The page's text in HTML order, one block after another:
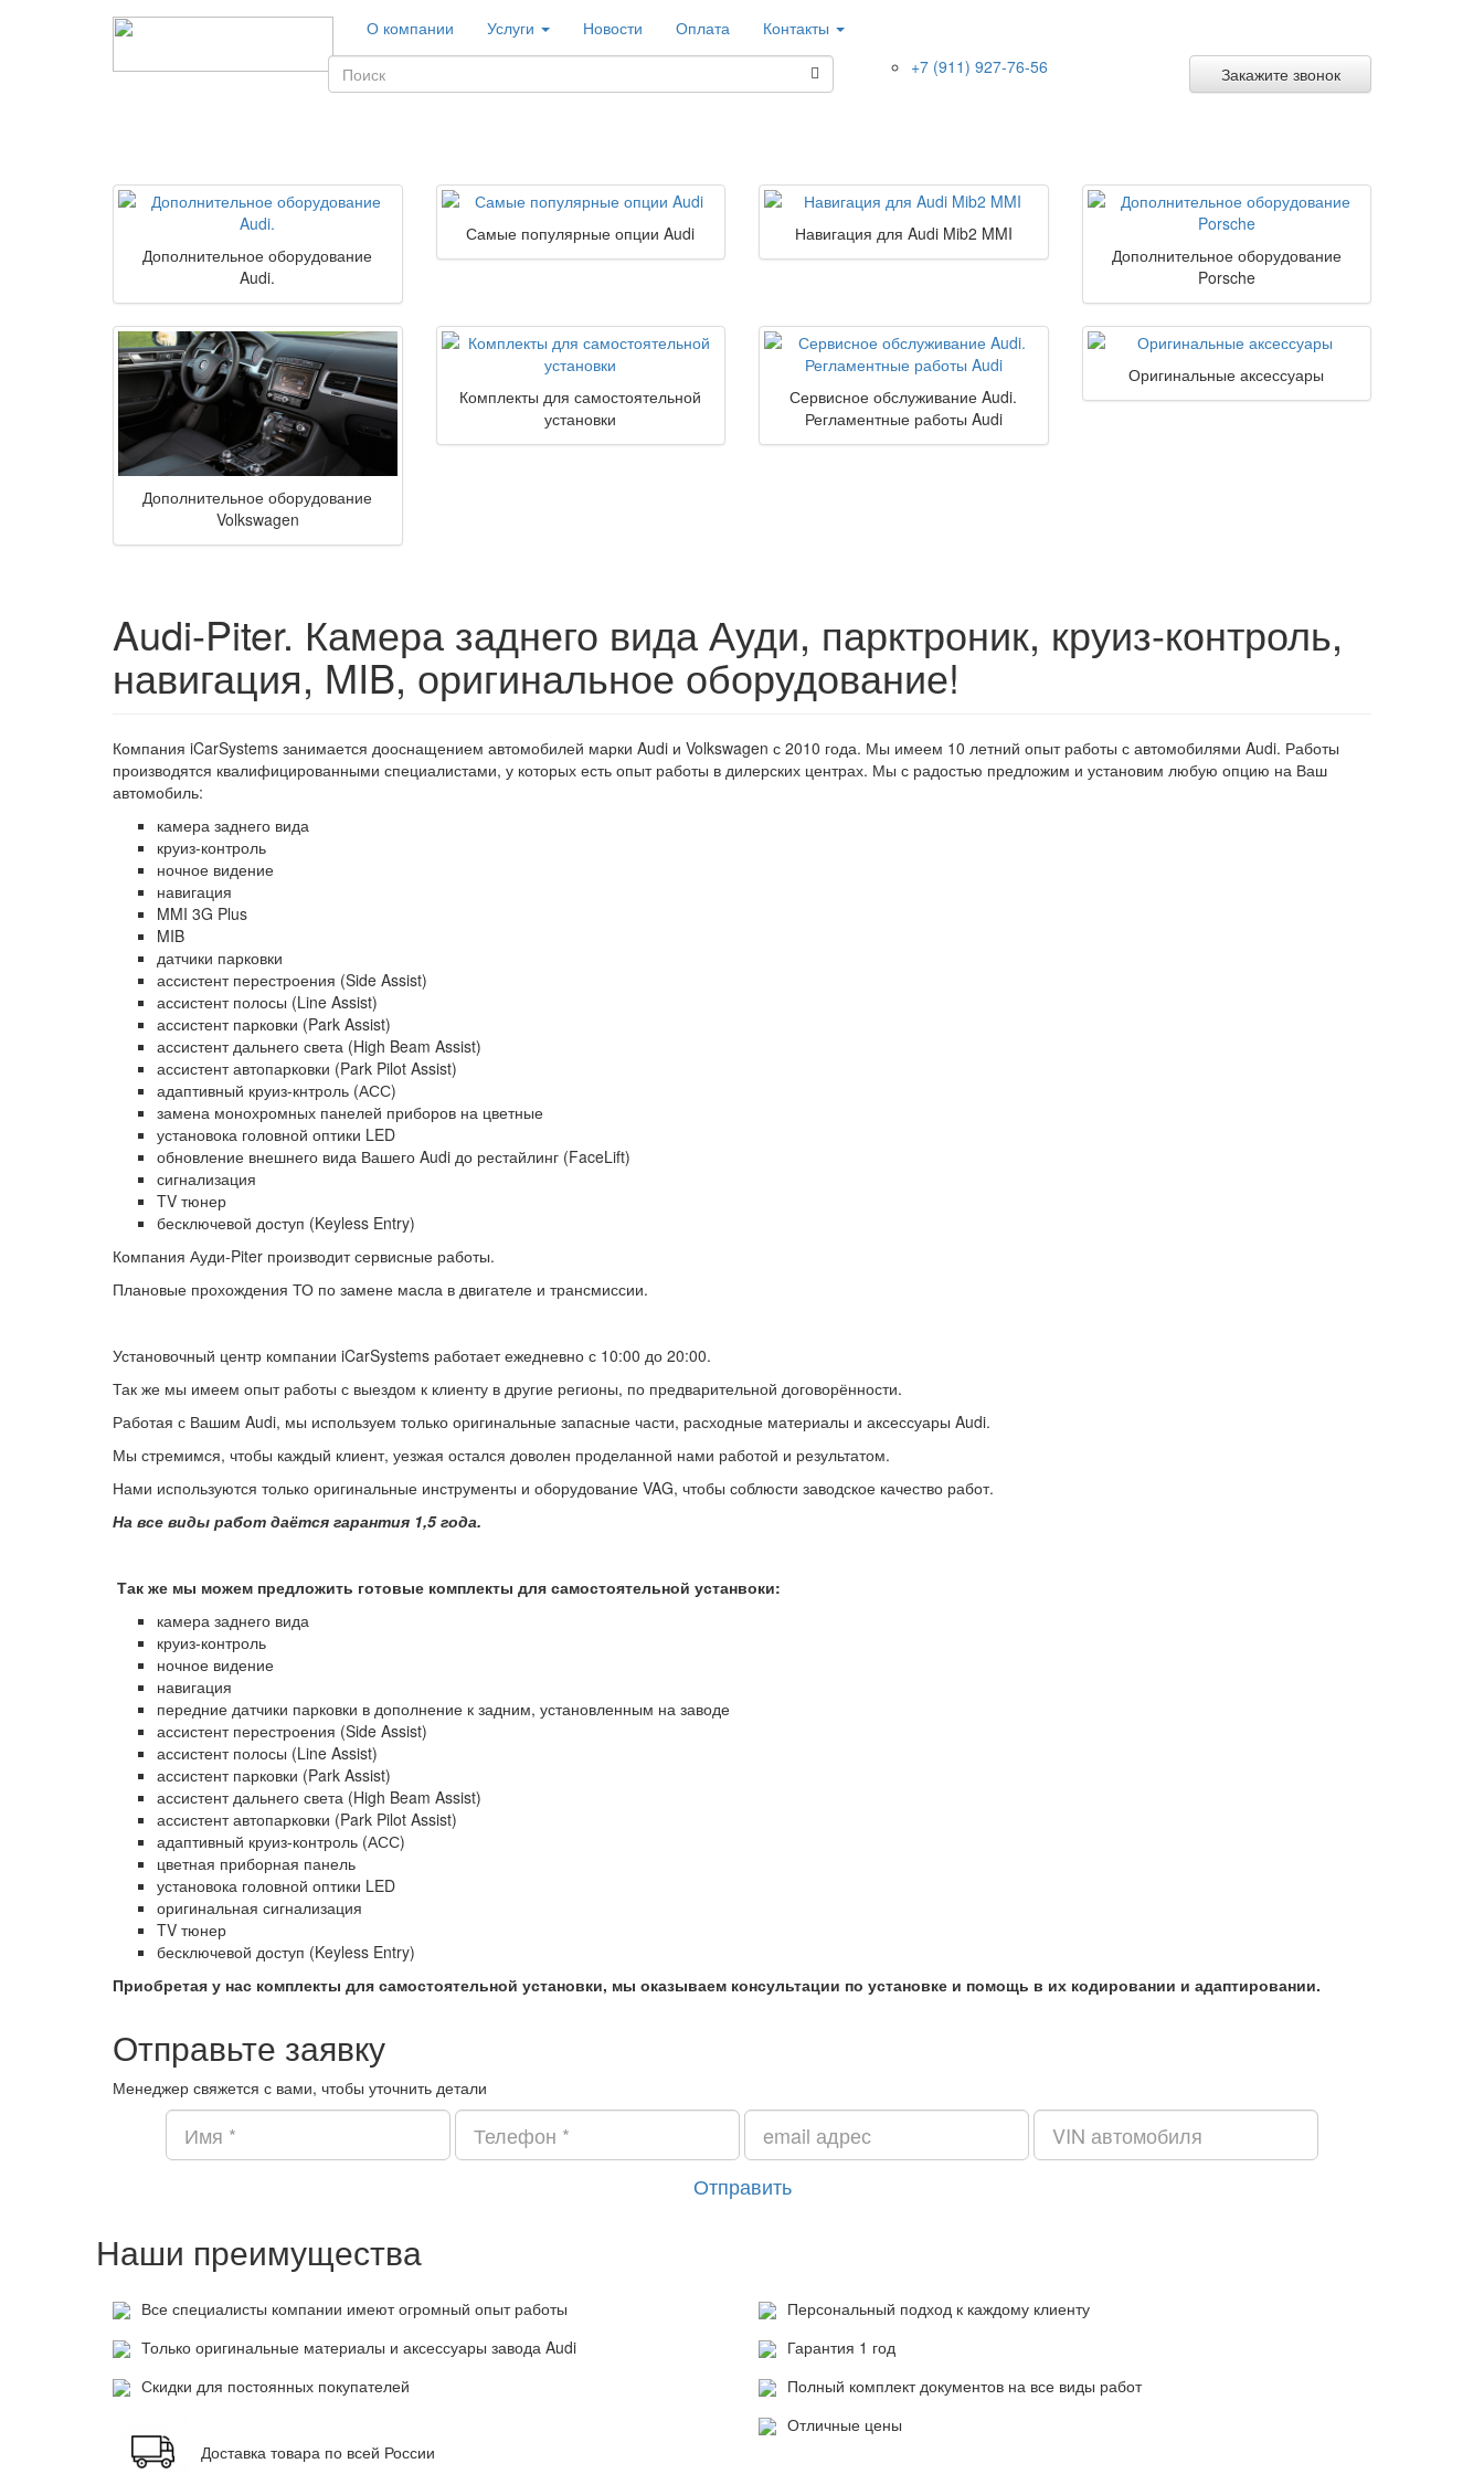
О компании Услуги Новости Оплата Контакты
+7 (911) 927-76-56 Закажите звонок
Дополнительное оборудование
Audi.
Самые популярные опции Audi
Навигация для Audi Mib2 MMI
Дополнительное оборудование
Porsche
Дополнительное оборудование
Volkswagen
Комплекты для самостоятельной
установки
Сервисное обслуживание Audi.
Регламентные работы Audi
Оригинальные аксессуары
Audi-Piter. Камера заднего вида Ауди, парктроник, круиз-контроль,
навигация, MIB, оригинальное оборудование!
Компания iCarSystems занимается дооснащением автомобилей марки Audi и Volkswagen с 2010 года. Мы имеем 10 летний опыт работы с автомобилями Audi. Работы
производятся квалифицированными специалистами, у которых есть опыт работы в дилерских центрах. Мы с радостью предложим и установим любую опцию на Ваш
автомобиль:
камера заднего вида
круиз-контроль
ночное видение
навигация
MMI 3G Plus
MIB
датчики парковки
ассистент перестроения (Side Assist)
ассистент полосы (Line Assist)
ассистент парковки (Park Assist)
ассистент дальнего света (High Beam Assist)
ассистент автопарковки (Park Pilot Assist)
адаптивный круиз-кнтроль (АСС)
замена монохромных панелей приборов на цветные
установока головной оптики LED
обновление внешнего вида Вашего Audi до рестайлинг (FaceLift)
сигнализация
TV тюнер
бесключевой доступ (Keyless Entry)
Компания Ауди-Piter производит сервисные работы.
Плановые прохождения ТО по замене масла в двигателе и трансмиссии.
Установочный центр компании iCarSystems работает ежедневно с 10:00 до 20:00.
Так же мы имеем опыт работы с выездом к клиенту в другие регионы, по предварительной договорённости.
Работая с Вашим Audi, мы используем только оригинальные запасные части, расходные материалы и аксессуары Audi.
Мы стремимся, чтобы каждый клиент, уезжая остался доволен проделанной нами работой и результатом.
Нами используются только оригинальные инструменты и оборудование VAG, чтобы соблюсти заводское качество работ.
На все виды работ даётся гарантия 1,5 года.
Так же мы можем предложить готовые комплекты для самостоятельной устанвоки:
камера заднего вида
круиз-контроль
ночное видение
навигация
передние датчики парковки в дополнение к задним, установленным на заводе
ассистент перестроения (Side Assist)
ассистент полосы (Line Assist)
ассистент парковки (Park Assist)
ассистент дальнего света (High Beam Assist)
ассистент автопарковки (Park Pilot Assist)
адаптивный круиз-контроль (АСС)
цветная приборная панель
установока головной оптики LED
оригинальная сигнализация
TV тюнер
бесключевой доступ (Keyless Entry)
Приобретая у нас комплекты для самостоятельной установки, мы оказываем консультации по установке и помощь в их кодировании и адаптировании.
Отправьте заявку
Менеджер свяжется с вами, чтобы уточнить детали
Отправить
Наши преимущества
Все специалисты компании имеют огромный опыт работы
Персональный подход к каждому клиенту
Только оригинальные материалы и аксессуары завода Audi
Гарантия 1 год
Скидки для постоянных покупателей
Полный комплект документов на все виды работ
Доставка товара по всей России
Отличные цены